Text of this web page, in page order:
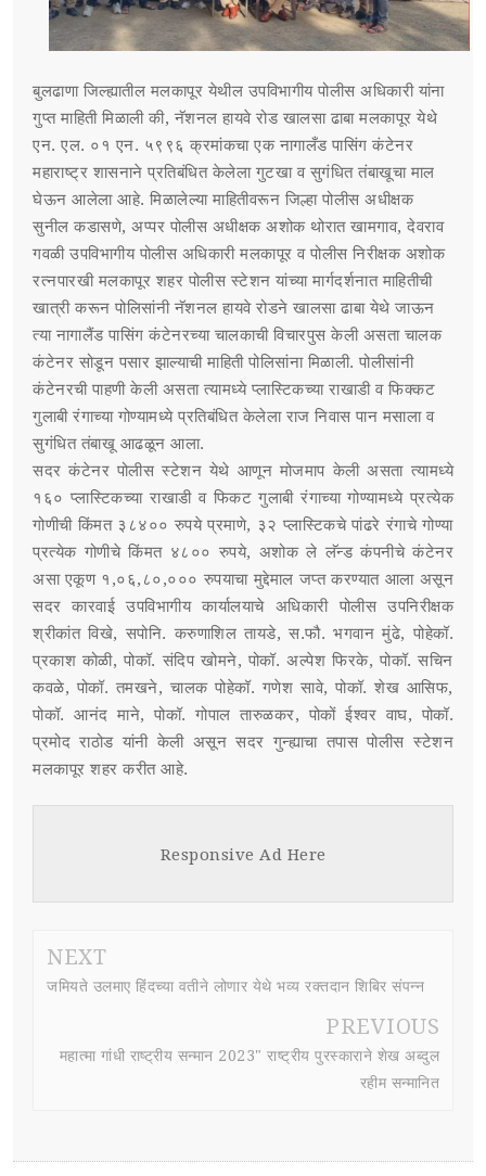
बुलढाणा जिल्ह्यातील मलकापूर येथील उपविभागीय पोलीस अधिकारी यांना
गुप्त माहिती मिळाली की, नॅशनल हायवे रोड खालसा ढाबा मलकापूर येथे
एन. एल. ०१ एन. ५९९६ क्रमांकचा एक नागालँड पासिंग कंटेनर
महाराष्ट्र शासनाने प्रतिबंधित केलेला गुटखा व सुगंधित तंबाखूचा माल
घेऊन आलेला आहे. मिळालेल्या माहितीवरून जिल्हा पोलीस अधीक्षक
सुनील कडासणे, अप्पर पोलीस अधीक्षक अशोक थोरात खामगाव, देवराव
गवळी उपविभागीय पोलीस अधिकारी मलकापूर व पोलीस निरीक्षक अशोक
रत्नपारखी मलकापूर शहर पोलीस स्टेशन यांच्या मार्गदर्शनात माहितीची
खात्री करून पोलिसांनी नॅशनल हायवे रोडने खालसा ढाबा येथे जाऊन
त्या नागालैंड पासिंग कंटेनरच्या चालकाची विचारपुस केली असता चालक
कंटेनर सोडून पसार झाल्याची माहिती पोलिसांना मिळाली. पोलीसांनी
कंटेनरची पाहणी केली असता त्यामध्ये प्लास्टिकच्या राखाडी व फिक्कट
गुलाबी रंगाच्या गोण्यामध्ये प्रतिबंधित केलेला राज निवास पान मसाला व
सुगंधित तंबाखू आढळून आला.
सदर कंटेनर पोलीस स्टेशन येथे आणून मोजमाप केली असता त्यामध्ये
१६० प्लास्टिकच्या राखाडी व फिकट गुलाबी रंगाच्या गोण्यामध्ये प्रत्येक
गोणीची किंमत ३८४०० रुपये प्रमाणे, ३२ प्लास्टिकचे पांढरे रंगाचे गोण्या
प्रत्येक गोणीचे किंमत ४८०० रुपये, अशोक ले लॅन्ड कंपनीचे कंटेनर
असा एकूण १,०६,८०,००० रुपयाचा मुद्देमाल जप्त करण्यात आला असून
सदर कारवाई उपविभागीय कार्यालयाचे अधिकारी पोलीस उपनिरीक्षक
श्रीकांत विखे, सपोनि. करुणाशिल तायडे, स.फौ. भगवान मुंढे, पोहेकॉ.
प्रकाश कोळी, पोकॉ. संदिप खोमने, पोकॉ. अल्पेश फिरके, पोकॉ. सचिन
कवळे, पोकॉ. तमखने, चालक पोहेकॉ. गणेश सावे, पोकॉ. शेख आसिफ,
पोकॉ. आनंद माने, पोकॉ. गोपाल तारुळकर, पोकों ईश्वर वाघ, पोकॉ.
प्रमोद राठोड यांनी केली असून सदर गुन्ह्याचा तपास पोलीस स्टेशन
मलकापूर शहर करीत आहे.
Responsive Ad Here
NEXT
जमियते उलमाए हिंदच्या वतीने लोणार येथे भव्य रक्तदान शिबिर संपन्न
PREVIOUS
महात्मा गांधी राष्ट्रीय सन्मान 2023" राष्ट्रीय पुरस्काराने शेख अब्दुल
रहीम सन्मानित